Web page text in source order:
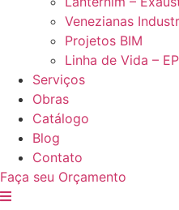
Venezianas
Projetos BIM
Linha de Vida –
Serviços
Obras
Catálogo
Blog
Contato
Faça seu Orçamento